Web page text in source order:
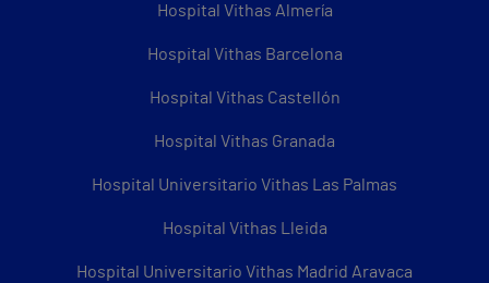
Hospital Vithas Almería
Hospital Vithas Barcelona
Hospital Vithas Castellón
Hospital Vithas Granada
Hospital Universitario Vithas Las Palmas
Hospital Vithas Lleida
Hospital Universitario Vithas Madrid Aravaca